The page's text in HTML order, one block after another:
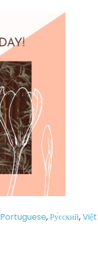
Portuguese,Ру́сский,Việt